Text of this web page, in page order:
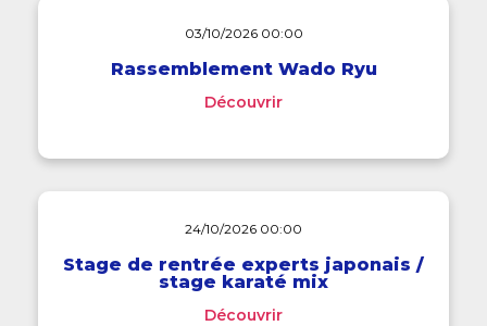
03/10/2026 00:00
Rassemblement Wado Ryu
Découvrir
24/10/2026 00:00
Stage de rentrée experts japonais /
stage karaté mix
Découvrir